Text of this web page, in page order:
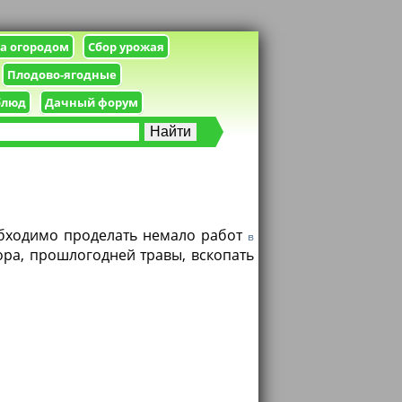
огородом
Сбор урожая
Плодово-ягодные
Дачный форум
проделать немало работ в
прошлогодней травы, вскопать